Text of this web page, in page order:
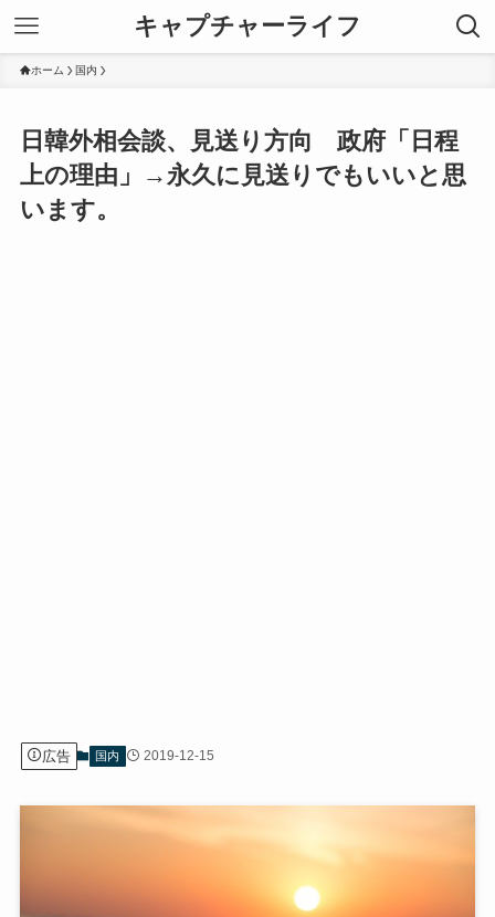
キャプチャーライフ
ホーム 国内
日韓外相会談、見送り方向 政府「日程
上の理由」→永久に見送りでもいいと思
います。
広告 国内 2019-12-15